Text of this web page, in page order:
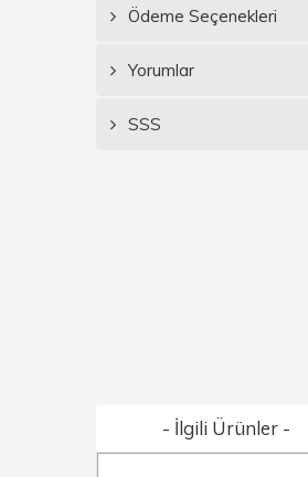
Ödeme Seçenekleri
Yorumlar
SSS
- İlgili Ürünler -